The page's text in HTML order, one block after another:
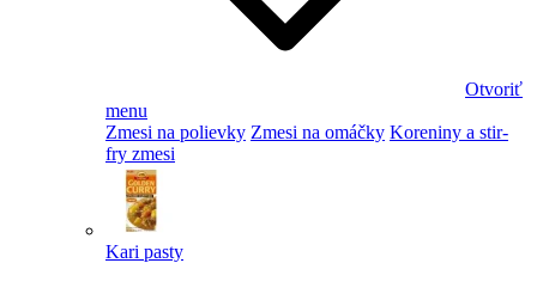
Otvoriť
menu
Zmesi na polievky Zmesi na omáčky Koreniny a stir-
fry zmesi
Kari pasty